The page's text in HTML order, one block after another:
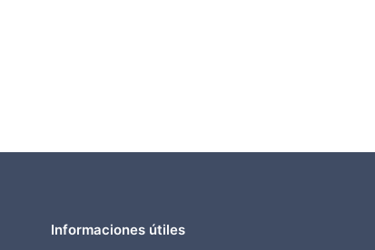
Informaciones útiles